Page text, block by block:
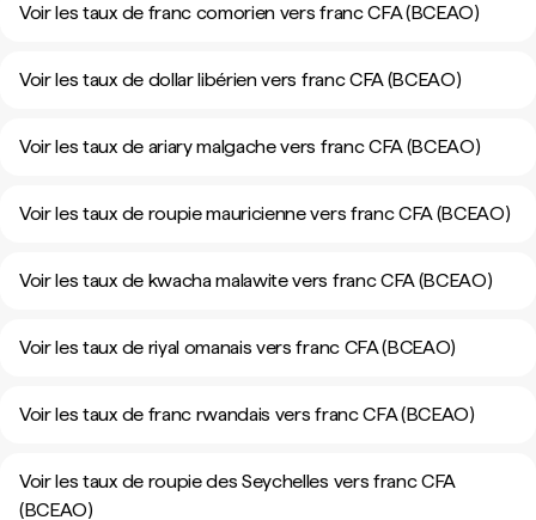
Voir les taux de franc comorien vers franc CFA (BCEAO)
Voir les taux de dollar libérien vers franc CFA (BCEAO)
Voir les taux de ariary malgache vers franc CFA (BCEAO)
Voir les taux de roupie mauricienne vers franc CFA (BCEAO)
Voir les taux de kwacha malawite vers franc CFA (BCEAO)
Voir les taux de riyal omanais vers franc CFA (BCEAO)
Voir les taux de franc rwandais vers franc CFA (BCEAO)
Voir les taux de roupie des Seychelles vers franc CFA
(BCEAO)